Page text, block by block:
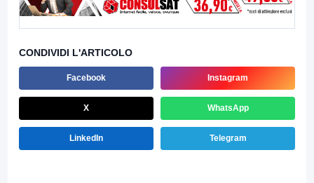
CONDIVIDI L'ARTICOLO
Facebook Instagram
X WhatsApp
LinkedIn Telegram